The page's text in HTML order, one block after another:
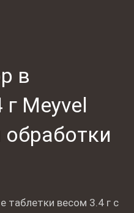
в
г Meyvel
таблетки весом 3.4 г с